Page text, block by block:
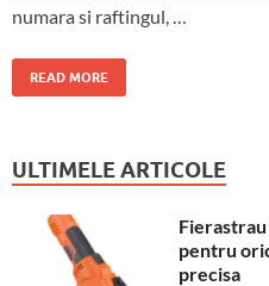
numara si raftingul, …
READ MORE
ULTIMELE ARTICOLE
pentru
precisa